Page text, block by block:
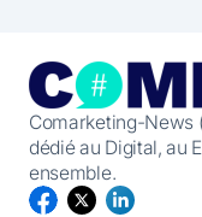
Comarketing-News
dédié au Digital, au
ensemble.